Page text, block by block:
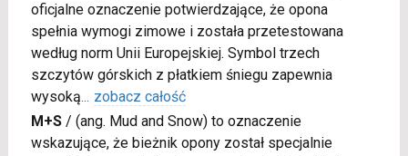
oficjalne oznaczenie potwierdzające, że opona
spełnia wymogi zimowe i została przetestowana
według norm Unii Europejskiej. Symbol trzech
szczytów górskich z płatkiem śniegu zapewnia
wysoką... zobacz całość
M+S/ (ang. Mud and Snow) to oznaczenie
wskazujące, że bieżnik opony został specjalnie